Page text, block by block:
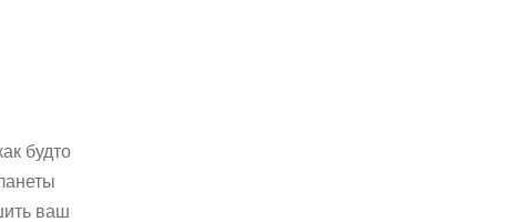
будто
ваш